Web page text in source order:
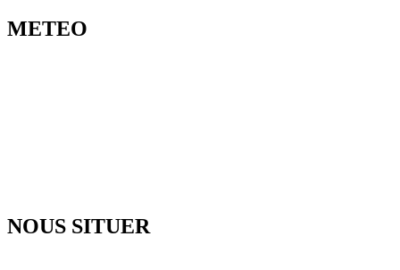
METEO
NOUS SITUER